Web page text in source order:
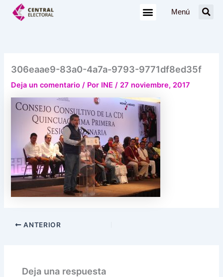
Menú
306eaae9-83a0-4a7a-9793-9771df8ed35f
Deja un comentario / Por INE/ 27 noviembre, 2017
ANTERIOR
Deja una respuesta